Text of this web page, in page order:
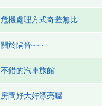
危機處理方式奇差無比
關於隔音~~~
不錯的汽車旅館
房間好大好漂亮喔...